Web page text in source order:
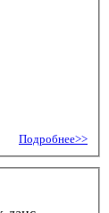
Подробнее>>